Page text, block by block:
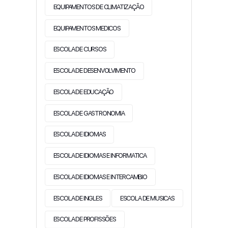
EQUIPAMENTOS DE CLIMATIZAÇÃO
EQUIPAMENTOS MEDICOS
ESCOLA DE CURSOS
ESCOLA DE DESENVOLVIMENTO
ESCOLA DE EDUCAÇÃO
ESCOLA DE GASTRONOMIA
ESCOLA DE IDIOMAS
ESCOLA DE IDIOMAS E INFORMATICA
ESCOLA DE IDIOMAS E INTERCAMBIO
ESCOLA DE INGLES ESCOLA DE MUSICAS
ESCOLA DE PROFISSÕES